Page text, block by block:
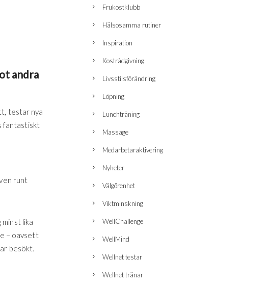
andra
testar nya
fantastiskt
runt
lika
– oavsett
besökt.
Frukostklubb
Hälsosamma rutiner
Inspiration
Kostrådgivning
Livsstilsförändring
Löpning
Lunchträning
Massage
Medarbetaraktivering
Nyheter
Välgörenhet
Viktminskning
WellChallenge
WellMind
Wellnet testar
Wellnet tränar